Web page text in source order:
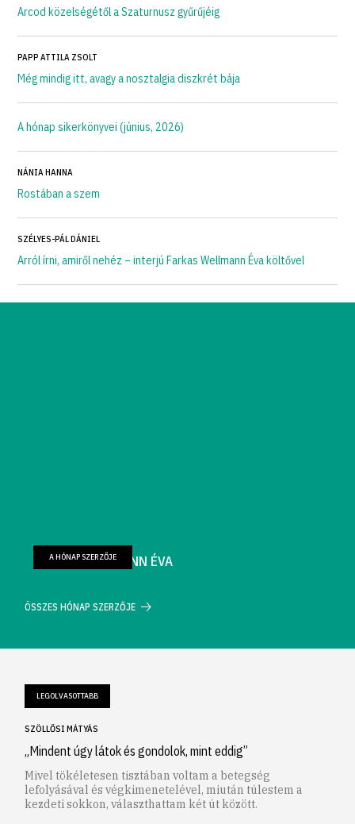
Arcod közelségétől a Szaturnusz gyűrűjéig
PAPP ATTILA ZSOLT
Még mindig itt, avagy a nosztalgia diszkrét bája
A hónap sikerkönyvei (június, 2026)
NÁNIA HANNA
Rostában a szem
SZÉLYES-PÁL DÁNIEL
Arról írni, amiről nehéz – interjú Farkas Wellmann Éva költővel
FARKAS WELLMANN ÉVA
A HÓNAP SZERZŐJE
ÖSSZES HÓNAP SZERZŐJE
LEGOLVASOTTABB
SZÖLLŐSI MÁTYÁS
„Mindent úgy látok és gondolok, mint eddig”
Mivel tökéletesen tisztában voltam a betegség
lefolyásával és végkimenetelével, miután túlestem a
kezdeti sokkon, választhattam két út között.